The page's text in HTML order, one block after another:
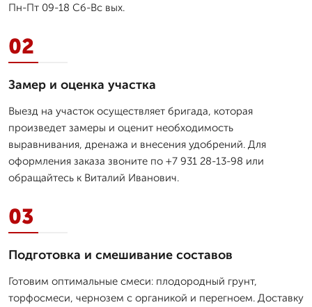
Пн-Пт 09-18 Сб-Вс вых.
02
Замер и оценка участка
Выезд на участок осуществляет бригада, которая
произведет замеры и оценит необходимость
выравнивания, дренажа и внесения удобрений. Для
оформления заказа звоните по +7 931 28-13-98 или
обращайтесь к Виталий Иванович.
03
Подготовка и смешивание составов
Готовим оптимальные смеси: плодородный грунт,
торфосмеси, чернозем с органикой и перегноем. Доставку